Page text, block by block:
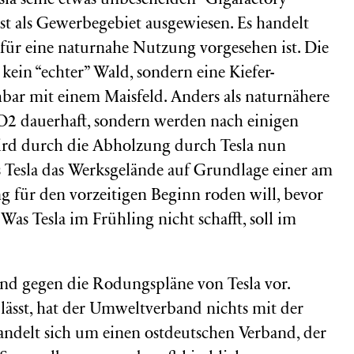
Gewerbegebiet ausgewiesen. Es handelt
eine naturnahe Nutzung vorgesehen ist. Die
“echter” Wald, sondern eine Kiefer-
mit einem Maisfeld. Anders als naturnähere
dauerhaft, sondern werden nach einigen
durch die Abholzung durch Tesla nun
das Werksgelände auf Grundlage einer am
für den vorzeitigen Beginn roden will, bevor
Tesla im Frühling nicht schafft, soll im
gegen die Rodungspläne von Tesla vor.
hat der Umweltverband nichts mit der
sich um einen ostdeutschen Verband, der